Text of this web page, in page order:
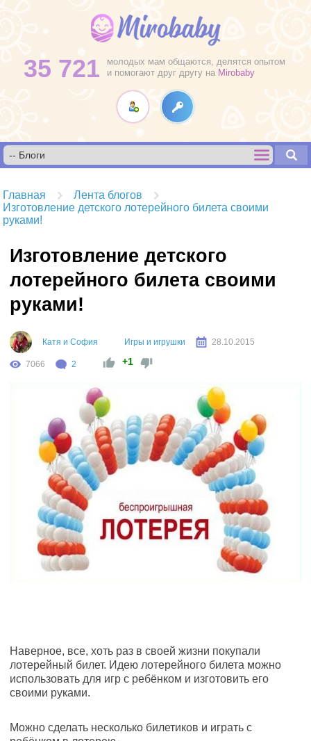
35 721
молодых мам общаются, делятся опытом
и помогают друг другу на Mirobaby
Главная
Лента блогов
Изготовление детского лотерейного билета своими
руками!
Изготовление детского
лотерейного билета своими
руками!
Катя и София Игры и игрушки 28.10.2015
7066 2 +1
Наверное, все, хоть раз в своей жизни покупали
лотерейный билет. Идею лотерейного билета можно
использовать для игр с ребёнком и изготовить его
своими руками.
Можно сделать несколько билетиков и играть с